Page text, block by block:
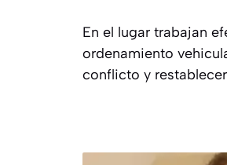
En el lugar trabajan
ordenamiento
conflicto y